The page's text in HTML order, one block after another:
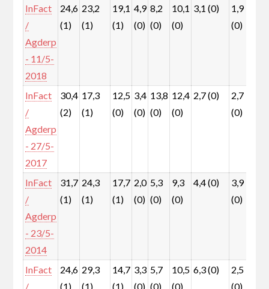
InFact
/
Agderp
- 11/5-
2018
24,6
(1)
23,2
(1)
19,1
(1)
4,9
(0)
8,2
(0)
10,1
(0)
3,1 (0)
1,9
(0)
InFact
/
Agderp
- 27/5-
2017
30,4
(2)
17,3
(1)
12,5
(0)
3,4
(0)
13,8
(0)
12,4
(0)
2,7 (0)
2,7
(0)
InFact
/
Agderp
- 23/5-
2014
31,7
(1)
24,3
(1)
17,7
(1)
2,0
(0)
5,3
(0)
9,3
(0)
4,4 (0)
3,9
(0)
InFact
/
24,6
(1)
29,3
(1)
14,7
(1)
3,3
(0)
5,7
(0)
10,5
(0)
6,3 (0)
2,5
(0)